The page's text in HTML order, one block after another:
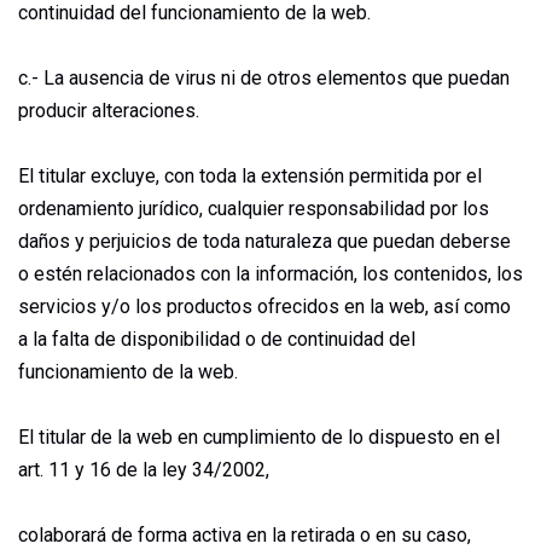
continuidad del funcionamiento de la web.
c.- La ausencia de virus ni de otros elementos que puedan
producir alteraciones.
El titular excluye, con toda la extensión permitida por el
ordenamiento jurídico, cualquier responsabilidad por los
daños y perjuicios de toda naturaleza que puedan deberse
o estén relacionados con la información, los contenidos, los
servicios y/o los productos ofrecidos en la web, así como
a la falta de disponibilidad o de continuidad del
funcionamiento de la web.
El titular de la web en cumplimiento de lo dispuesto en el
art. 11 y 16 de la ley 34/2002,
colaborará de forma activa en la retirada o en su caso,